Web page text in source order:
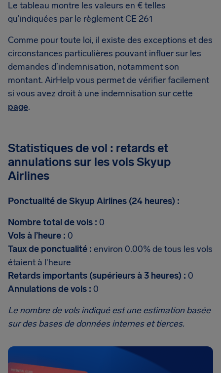
Le tableau montre les valeurs en € telles
qu’indiquées par le règlement CE 261
Comme pour toute loi, il existe des exceptions et des
circonstances particulières pouvant influer sur les
demandes d’indemnisation, notamment son
montant. AirHelp vous permet de vérifier facilement
si vous avez droit à une indemnisation sur cette
page.
Statistiques de vol : retards et
annulations sur les vols Skyup
Airlines
Ponctualité de Skyup Airlines (24 heures) :
Nombre total de vols : 0
Vols à l’heure : 0
Taux de ponctualité : environ 0.00% de tous les vols
étaient à l'heure
Retards importants (supérieurs à 3 heures) : 0
Annulations de vols : 0
Le nombre de vols indiqué est une estimation basée
sur des bases de données internes et tierces.